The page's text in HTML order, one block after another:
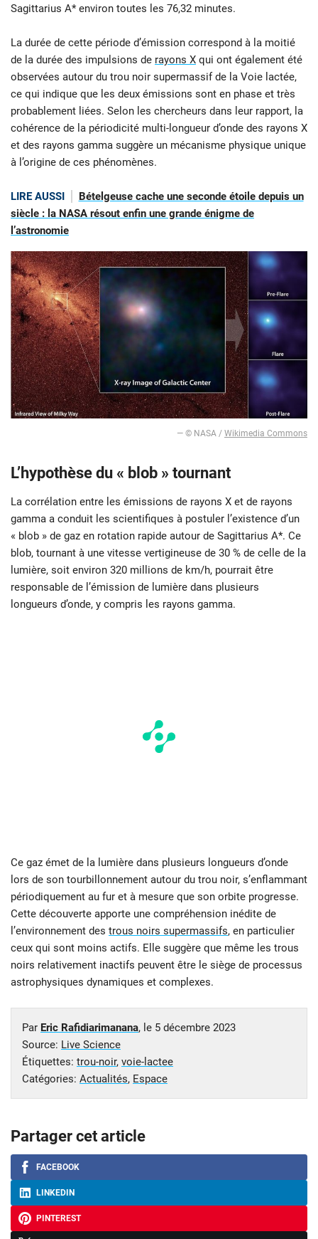
Sagittarius A* environ toutes les 76,32 minutes.
La durée de cette période d’émission correspond à la moitié
de la durée des impulsions de rayons X qui ont également été
observées autour du trou noir supermassif de la Voie lactée,
ce qui indique que les deux émissions sont en phase et très
probablement liées. Selon les chercheurs dans leur rapport, la
cohérence de la périodicité multi-longueur d’onde des rayons X
et des rayons gamma suggère un mécanisme physique unique
à l’origine de ces phénomènes.
LIRE AUSSI
Bételgeuse cache une seconde étoile depuis un
siècle : la NASA résout enfin une grande énigme de
l’astronomie
— © NASA / Wikimedia Commons
L’hypothèse du « blob » tournant
La corrélation entre les émissions de rayons X et de rayons
gamma a conduit les scientifiques à postuler l’existence d’un
« blob » de gaz en rotation rapide autour de Sagittarius A*. Ce
blob, tournant à une vitesse vertigineuse de 30 % de celle de la
lumière, soit environ 320 millions de km/h, pourrait être
responsable de l’émission de lumière dans plusieurs
longueurs d’onde, y compris les rayons gamma.
Ce gaz émet de la lumière dans plusieurs longueurs d’onde
lors de son tourbillonnement autour du trou noir, s’enflammant
périodiquement au fur et à mesure que son orbite progresse.
Cette découverte apporte une compréhension inédite de
l’environnement des trous noirs supermassifs, en particulier
ceux qui sont moins actifs. Elle suggère que même les trous
noirs relativement inactifs peuvent être le siège de processus
astrophysiques dynamiques et complexes.
Par Eric Rafidiarimanana, le 5 décembre 2023
Source: Live Science
Étiquettes: trou-noir, voie-lactee
Catégories: Actualités, Espace
Partager cet article
FACEBOOK
LINKEDIN
PINTEREST